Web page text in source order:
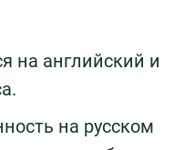
на английский и
на русском